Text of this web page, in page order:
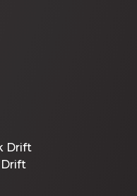
Drift
Drift